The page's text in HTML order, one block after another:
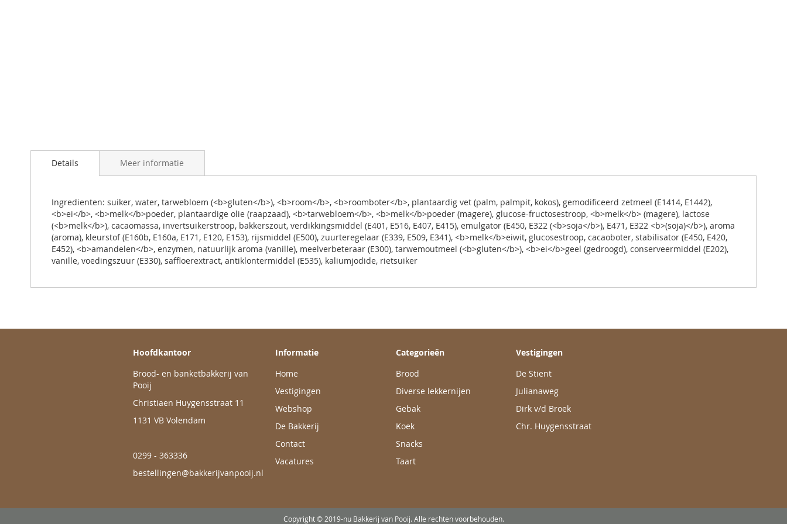
naar
afbeeldingen-
gallerij
Details
Ingredienten: suiker, water, tarwebloem (<b>gluten</b>), <b>room</b>, <b>roomboter</b>, plantaardig vet (palm, palmpit, kokos), gemodificeerd zetmeel (E1414, E1442),
<b>ei</b>, <b>melk</b>poeder, plantaardige olie (raapzaad), <b>tarwebloem</b>, <b>melk</b>poeder (magere), glucose-fructosestroop, <b>melk</b> (magere), lactose
(<b>melk</b>), cacaomassa, invertsuikerstroop, bakkerszout, verdikkingsmiddel (E401, E516, E407, E415), emulgator (E450, E322 (<b>soja</b>), E471, E322 <b>(soja)</b>), aroma
(aroma), kleurstof (E160b, E160a, E171, E120, E153), rijsmiddel (E500), zuurteregelaar (E339, E509, E341), <b>melk</b>eiwit, glucosestroop, cacaoboter, stabilisator (E450, E420,
E452), <b>amandelen</b>, enzymen, natuurlijk aroma (vanille), meelverbeteraar (E300), tarwemoutmeel (<b>gluten</b>), <b>ei</b>geel (gedroogd), conserveermiddel (E202),
vanille, voedingszuur (E330), saffloerextract, antiklontermiddel (E535), kaliumjodide, rietsuiker
Meer informatie
Hoofdkantoor
Brood- en banketbakkerij van
Pooij
Christiaen Huygensstraat 11
1131 VB Volendam
0299 - 363336
bestellingen@bakkerijvanpooij.nl
Informatie
Home
Vestigingen
Webshop
De Bakkerij
Contact
Vacatures
Categorieën
Brood
Diverse lekkernijen
Gebak
Koek
Snacks
Taart
Vestigingen
De Stient
Julianaweg
Dirk v/d Broek
Chr. Huygensstraat
Copyright © 2019-nu Bakkerij van Pooij. Alle rechten voorbehouden.